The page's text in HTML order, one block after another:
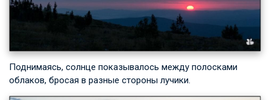
Поднимаясь, солнце показывалось между полосками
облаков, бросая в разные стороны лучики.